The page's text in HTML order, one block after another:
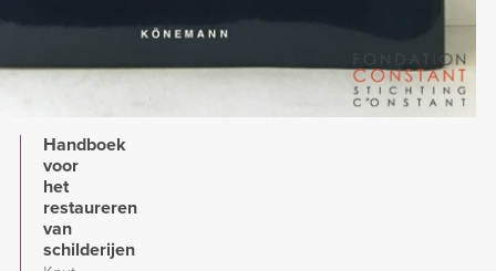
Handboek
voor
het
restaureren
van
schilderijen